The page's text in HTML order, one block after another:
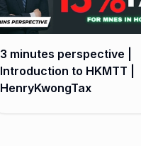
3 minutes perspective |
Introduction to HKMTT |
HenryKwongTax